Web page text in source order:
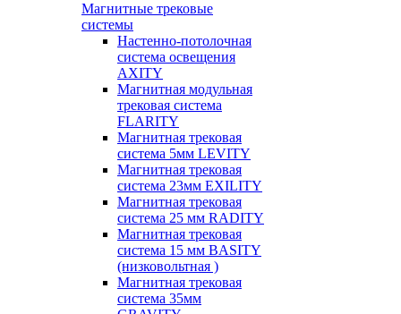
Магнитные трековые
системы
Настенно-потолочная
система освещения
AXITY
Магнитная модульная
трековая система
FLARITY
Магнитная трековая
система 5мм LEVITY
Магнитная трековая
система 23мм EXILITY
Магнитная трековая
система 25 мм RADITY
Магнитная трековая
система 15 мм BASITY
(низковольтная )
Магнитная трековая
система 35мм